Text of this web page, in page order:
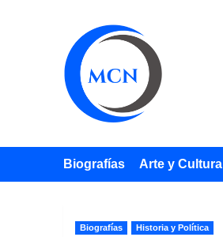
Biografías Arte y Cultura
Biografías Historia y Política